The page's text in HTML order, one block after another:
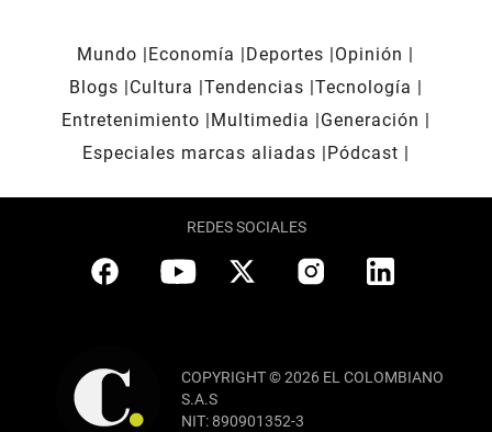
Mundo Economía Deportes
Opinión
Blogs
Cultura Tendencias Tecnología
Entretenimiento
Multimedia
Generación
Especiales marcas aliadas
Pódcast
REDES SOCIALES
COPYRIGHT © 2026 EL COLOMBIANO
S.A.S
NIT: 890901352-3